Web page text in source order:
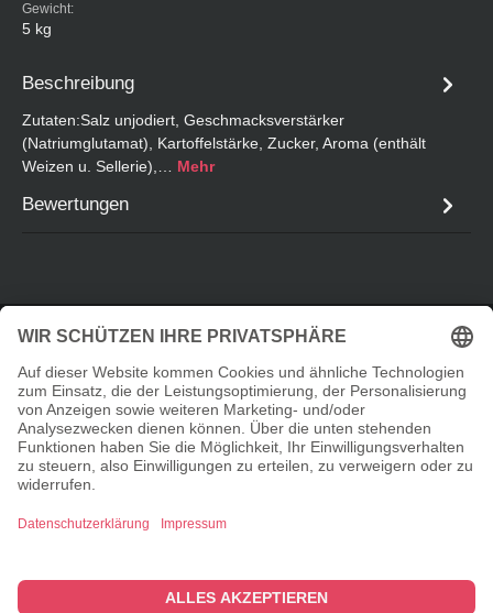
Gewicht:
5 kg
Beschreibung
Zutaten:Salz unjodiert, Geschmacksverstärker
(Natriumglutamat), Kartoffelstärke, Zucker, Aroma (enthält
Weizen u. Sellerie),… Mehr
Bewertungen
Service-Hotline
Informationen
Shopservice
© 2026 Taste Elements Shop - with